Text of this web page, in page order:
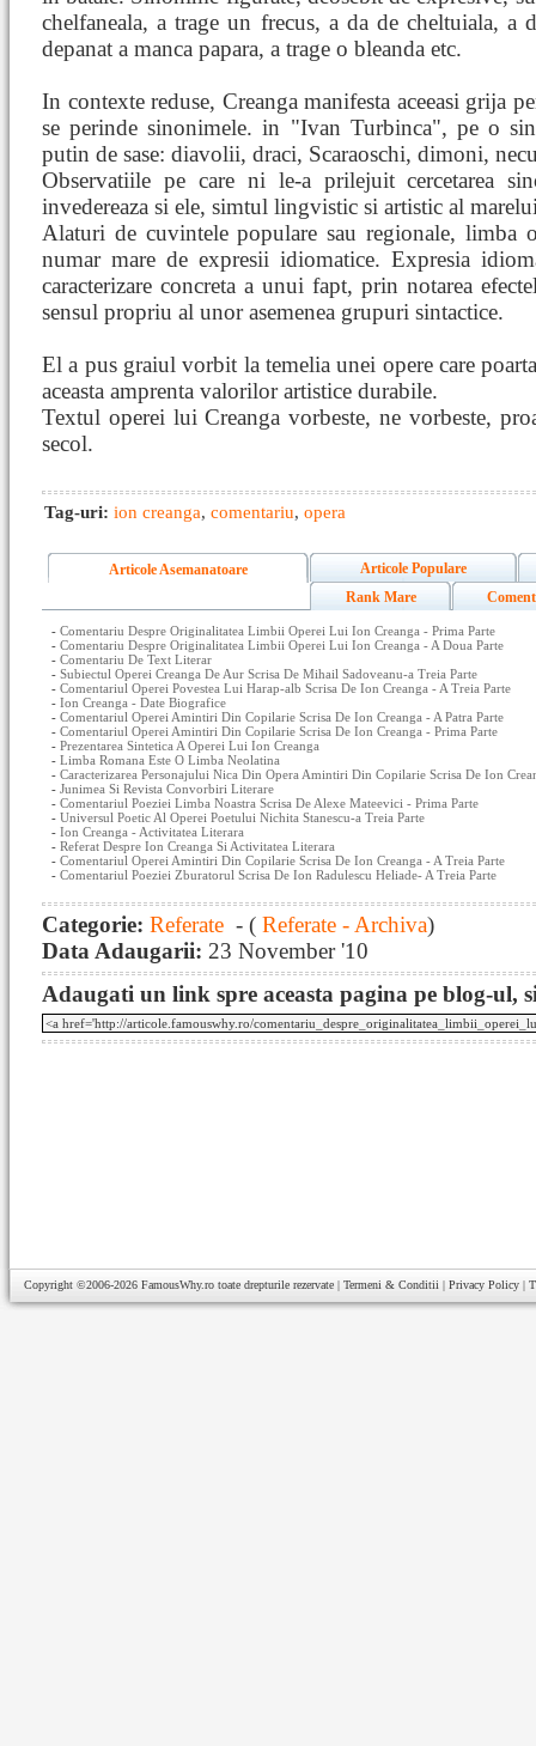
chelfaneala, a trage un frecus, a da de cheltuiala, a
depanat a manca papara, a trage o bleanda etc.
In contexte reduse, Creanga manifesta aceeasi grija
se perinde sinonimele. in "Ivan Turbinca", pe o
putin de sase: diavolii, draci, Scaraoschi, dimoni,
Observatiile pe care ni le-a prilejuit cercetarea
invedereaza si ele, simtul lingvistic si artistic al
Alaturi de cuvintele populare sau regionale, limba
numar mare de expresii idiomatice. Expresia
caracterizare concreta a unui fapt, prin notarea
sensul propriu al unor asemenea grupuri sintactice.
El a pus graiul vorbit la temelia unei opere care
aceasta amprenta valorilor artistice durabile.
Textul operei lui Creanga vorbeste, ne vorbeste,
secol.
Tag-uri: ion creanga, comentariu, opera
Articole Asemanatoare
Articole Populare
Rank Mare
- Comentariu Despre Originalitatea Limbii Operei Lui Ion Creanga - Prima Parte
- Comentariu Despre Originalitatea Limbii Operei Lui Ion Creanga - A Doua Parte
- Comentariu De Text Literar
- Subiectul Operei Creanga De Aur Scrisa De Mihail Sadoveanu-a Treia Parte
- Comentariul Operei Povestea Lui Harap-alb Scrisa De Ion Creanga - A Treia Parte
- Ion Creanga - Date Biografice
- Comentariul Operei Amintiri Din Copilarie Scrisa De Ion Creanga - A Patra Parte
- Comentariul Operei Amintiri Din Copilarie Scrisa De Ion Creanga - Prima Parte
- Prezentarea Sintetica A Operei Lui Ion Creanga
- Limba Romana Este O Limba Neolatina
- Caracterizarea Personajului Nica Din Opera Amintiri Din Copilarie Scrisa De Ion
- Junimea Si Revista Convorbiri Literare
- Comentariul Poeziei Limba Noastra Scrisa De Alexe Mateevici - Prima Parte
- Universul Poetic Al Operei Poetului Nichita Stanescu-a Treia Parte
- Ion Creanga - Activitatea Literara
- Referat Despre Ion Creanga Si Activitatea Literara
- Comentariul Operei Amintiri Din Copilarie Scrisa De Ion Creanga - A Treia Parte
- Comentariul Poeziei Zburatorul Scrisa De Ion Radulescu Heliade- A Treia Parte
Categorie: Referate - ( Referate - Archiva)
Data Adaugarii: 23 November '10
Adaugati un link spre aceasta pagina pe blog-ul,
Copyright ©2006-2026 FamousWhy.ro toate drepturile rezervate | Termeni & Conditii | Privacy Policy |